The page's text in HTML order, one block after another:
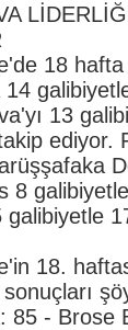
18 hafta
13
ediyor.
8
18.
85 - Brose